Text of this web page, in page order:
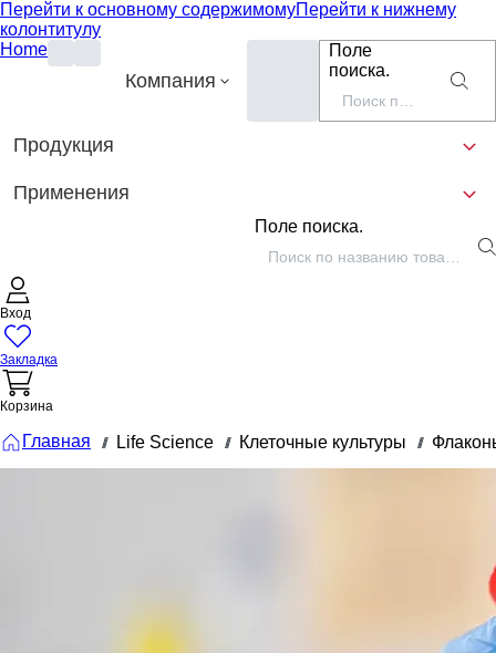
Перейти к основному содержимомуПерейти к нижнему
колонтитулу
Home
Компания
Поле
поиска.
Продукция
Применения
Поле поиска.
Вход
Закладка
Корзина
Главная /// Life Science /// Клеточные культуры ///